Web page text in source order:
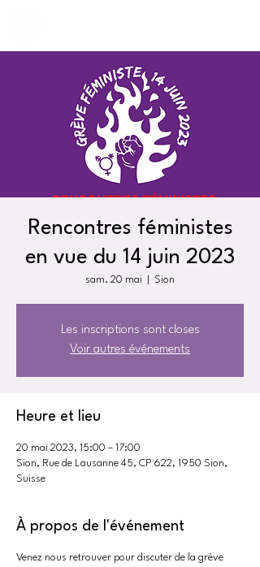
Rencontres féministes
en vue du 14 juin 2023
sam. 20 mai Sion
Les inscriptions sont closes
Voir autres événements
Heure et lieu
20 mai 2023, 15:00 – 17:00
Sion, Rue de Lausanne 45, CP 622, 1950 Sion,
Suisse
À propos de l'événement
Venez nous retrouver pour discuter de la grève